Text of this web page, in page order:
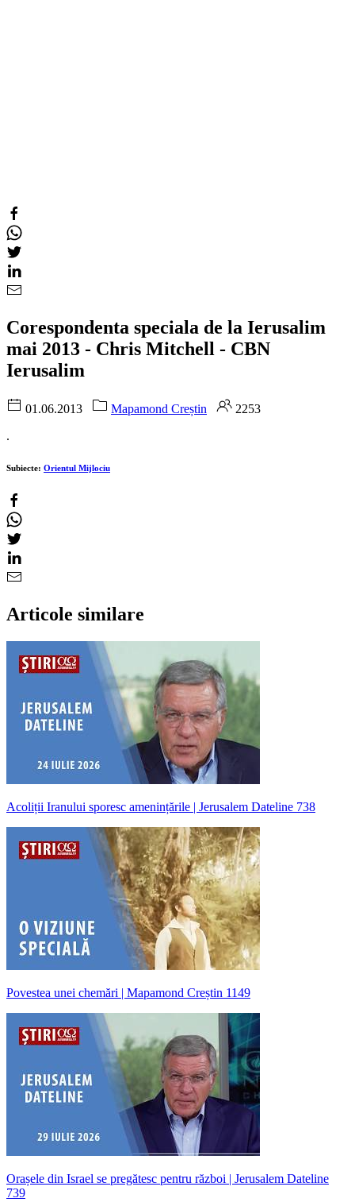
Corespondenta speciala de la Ierusalim
mai 2013 - Chris Mitchell - CBN
Ierusalim
01.06.2013 Mapamond Creștin
2253
.
Subiecte: Orientul Mijlociu
Articole similare
Acoliții Iranului sporesc amenințările | Jerusalem Dateline 738
Povestea unei chemări | Mapamond Creștin 1149
Orașele din Israel se pregătesc pentru război | Jerusalem Dateline
739